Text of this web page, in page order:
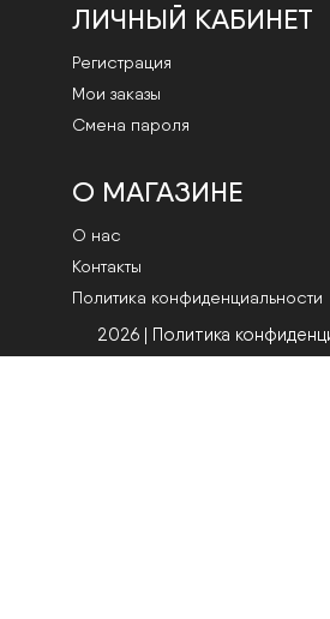
ЛИЧНЫЙ КАБИНЕТ
Регистрация
Мои заказы
Смена пароля
О МАГАЗИНЕ
О нас
Контакты
Политика конфиденциальности
2026 | Политика